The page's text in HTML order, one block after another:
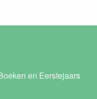
en Eerstejaars